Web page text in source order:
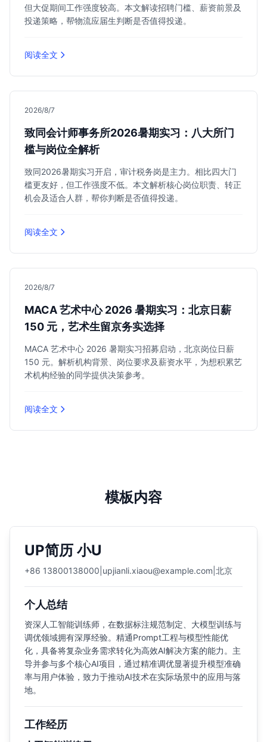
但大促期间工作强度较高。本文解读招聘门槛、薪资前景及
投递策略，帮物流应届生判断是否值得投递。
阅读全文
2026/8/7
致同会计师事务所2026暑期实习：八大所门
槛与岗位全解析
致同2026暑期实习开启，审计税务岗是主力。相比四大门
槛更友好，但工作强度不低。本文解析核心岗位职责、转正
机会及适合人群，帮你判断是否值得投递。
阅读全文
2026/8/7
MACA 艺术中心 2026 暑期实习：北京日薪
150 元，艺术生留京务实选择
MACA 艺术中心 2026 暑期实习招募启动，北京岗位日薪
150 元。解析机构背景、岗位要求及薪资水平，为想积累艺
术机构经验的同学提供决策参考。
阅读全文
模板内容
UP简历 小U
+86 13800138000 upjianli.xiaou@example.com 北京
个人总结
资深人工智能训练师，在数据标注规范制定、大模型训练与
调优领域拥有深厚经验。精通Prompt工程与模型性能优
化，具备将复杂业务需求转化为高效AI解决方案的能力。主
导并参与多个核心AI项目，通过精准调优显著提升模型准确
率与用户体验，致力于推动AI技术在实际场景中的应用与落
地。
工作经历